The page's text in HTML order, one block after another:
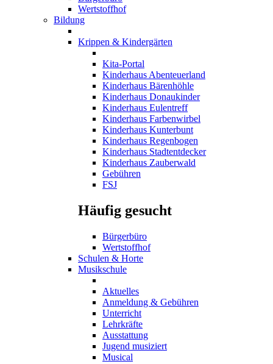
Wertstoffhof
Bildung
Krippen & Kindergärten
Kita-Portal
Kinderhaus Abenteuerland
Kinderhaus Bärenhöhle
Kinderhaus Donaukinder
Kinderhaus Eulentreff
Kinderhaus Farbenwirbel
Kinderhaus Kunterbunt
Kinderhaus Regenbogen
Kinderhaus Stadtentdecker
Kinderhaus Zauberwald
Gebühren
FSJ
Häufig gesucht
Bürgerbüro
Wertstoffhof
Schulen & Horte
Musikschule
Aktuelles
Anmeldung & Gebühren
Unterricht
Lehrkräfte
Ausstattung
Jugend musiziert
Musical